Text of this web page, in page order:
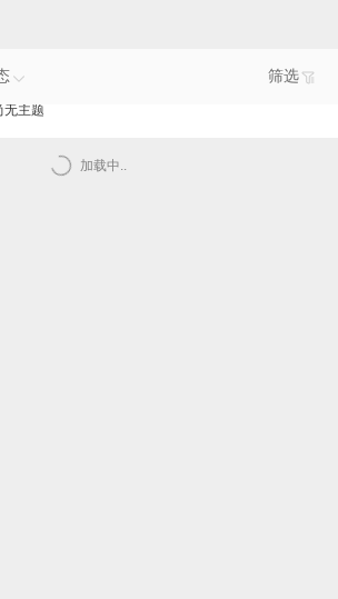
筛选
无主题
加载中..